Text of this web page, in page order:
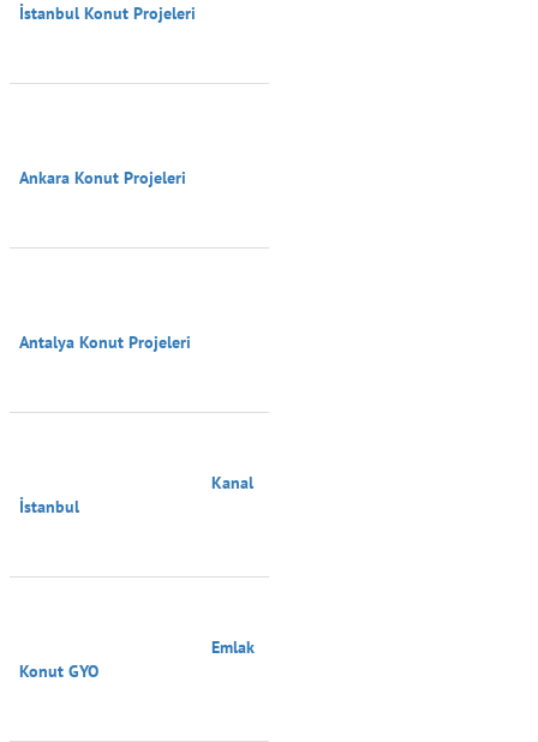
İstanbul Konut Projeleri
Ankara Konut Projeleri
Antalya Konut Projeleri
İstanbul
Konut GYO